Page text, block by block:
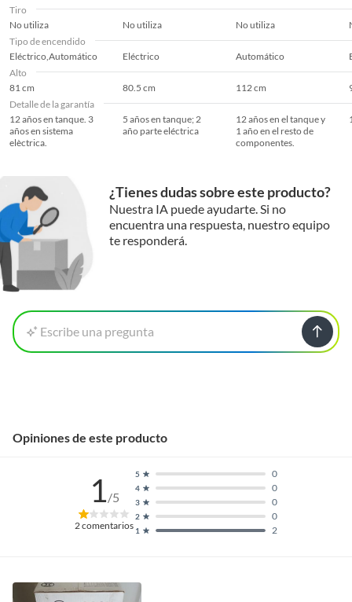
Tiro
No utiliza
No utiliza No utiliza
Tipo de encendido
Eléctrico,Automático
Eléctrico Automático
Alto
81 cm
80.5 cm 112 cm
Detalle de la garantía
12 años en tanque. 3
años en sistema
elèctrica.
5 años en tanque; 2
año parte eléctrica
12 años en el tanque y
1 año en el resto de
componentes.
¿Tienes dudas sobre este producto?
Nuestra IA puede ayudarte. Si no
encuentra una respuesta, nuestro equipo
te responderá.
Escribe una pregunta
Opiniones de este producto
1/5
2comentarios 1 2
2 0
3 0
4 0
5 0